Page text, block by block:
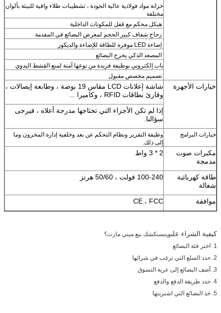
خزانة مواد فولاذية عالية الجودة ، تشطيبات طلاء واقية للبيئة بألوان
مختلفة
هيكل محكم مع قفل للمكونات الداخلية
زجاج شفاف كبير الحجم لمعرض البضائع في المقدمة
إضاءة LED موفرة للطاقة للإضاءة والديكور
المصعد الذكي يخرج البضائع
باب إلكتروني بوظيفة فريدة من نوعها آمنة لمنع القشط اليدوي
تصميم مخصص مقبول
خيارات الأجهزة
شاشة إعلانات LCD مقاس 19 بوصة ، وطابعة إيصالات ،
وقارئ بطاقات RFID ، وكاميرا ...
إذا لم تكن الأجزاء التي تحتاجها مدرجة أعلاه ، فيرجى
سؤالنا.
خيارات البرامج
وظيفة التقرير ونظام التحكم عن بعد وخلفية إدارة المخزون وما
إلى ذلك.
مكبرات صوت
مدمجة
2 * 3 واط
طاقة كهربائية
شغالة
100-240 فولت ، 50/60 هرتز
موافقة CE ، FCC
كيفية الشراء علىوينسنكشك بيع ميني مارت؟
1. اختر فئة البضائع
2. حدد السلع التي ترغب في شرائها
3. أضف البضائع إلى عربة التسوق
4. حدد طريقة الدفع والدفع
5. خذ البضائع التي اشتريتها